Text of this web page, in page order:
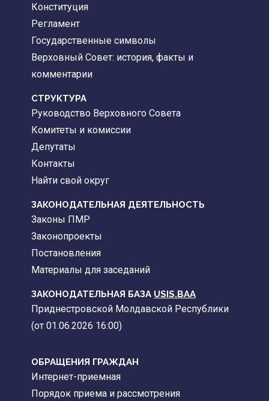
Конституция
Регламент
Государственные символы
Верховный Совет: история, факты и
комментарии
CТРУКТУРА
Руководство Верховного Совета
Комитеты и комиссии
Депутаты
Контакты
Найти свой округ
ЗАКОНОДАТЕЛЬНАЯ ДЕЯТЕЛЬНОСТЬ
Законы ПМР
Законопроекты
Постановления
Материалы для заседаний
ЗАКОНОДАТЕЛЬНАЯ БАЗА USIS.BAA
Приднестровской Молдавской Республики
(от 01.06.2026 16:00)
ОБРАЩЕНИЯ ГРАЖДАН
Интернет-приемная
Порядок приема и рассмотрения